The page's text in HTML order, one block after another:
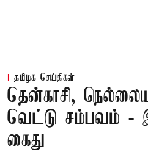
தமிழக செய்திகள்
தென்காசி,
வெட்டு சம்பவம் -
கைது